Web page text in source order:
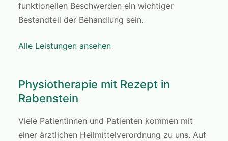
funktionellen Beschwerden ein wichtiger
Bestandteil der Behandlung sein.
Alle Leistungen ansehen
Physiotherapie mit Rezept in
Rabenstein
Viele Patientinnen und Patienten kommen mit
einer ärztlichen Heilmittelverordnung zu uns. Auf